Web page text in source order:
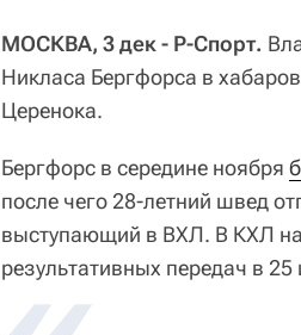
МОСКВА, 3 дек - Р-Спорт.
Никласа Бергфорса в
Церенока.
Бергфорс в середине ноября
после чего 28-летний швед
выступающий в ВХЛ. В КХЛ
результативных передач в